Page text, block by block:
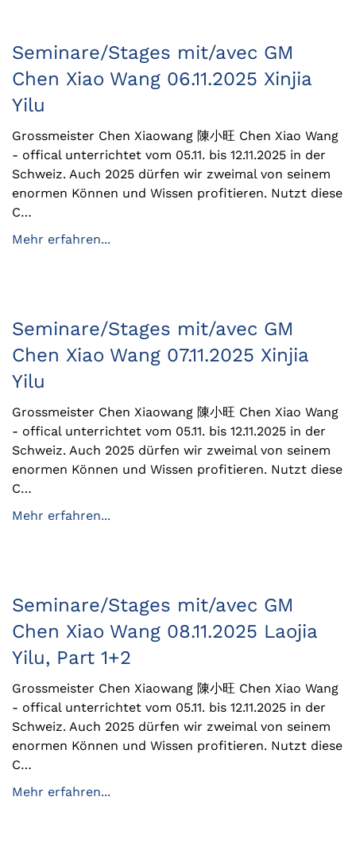
Seminare/Stages mit/avec GM
Chen Xiao Wang 06.11.2025 Xinjia
Yilu
Grossmeister Chen Xiaowang 陳小旺 Chen Xiao Wang
- offical unterrichtet vom 05.11. bis 12.11.2025 in der
Schweiz. Auch 2025 dürfen wir zweimal von seinem
enormen Können und Wissen profitieren. Nutzt diese
C…
Mehr erfahren...
Seminare/Stages mit/avec GM
Chen Xiao Wang 07.11.2025 Xinjia
Yilu
Grossmeister Chen Xiaowang 陳小旺 Chen Xiao Wang
- offical unterrichtet vom 05.11. bis 12.11.2025 in der
Schweiz. Auch 2025 dürfen wir zweimal von seinem
enormen Können und Wissen profitieren. Nutzt diese
C…
Mehr erfahren...
Seminare/Stages mit/avec GM
Chen Xiao Wang 08.11.2025 Laojia
Yilu, Part 1+2
Grossmeister Chen Xiaowang 陳小旺 Chen Xiao Wang
- offical unterrichtet vom 05.11. bis 12.11.2025 in der
Schweiz. Auch 2025 dürfen wir zweimal von seinem
enormen Können und Wissen profitieren. Nutzt diese
C…
Mehr erfahren...